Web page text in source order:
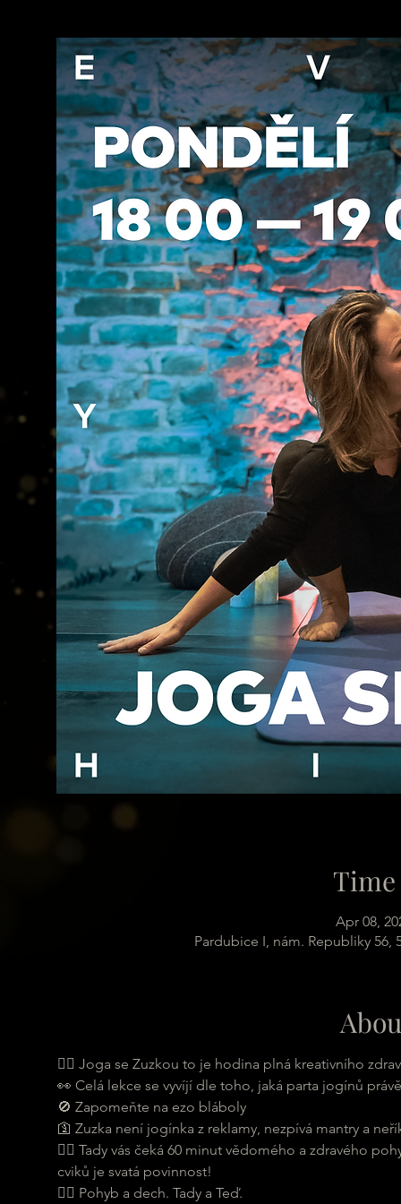
Apr 08,
Pardubice I, nám. Republiky 56,
🧘‍♀ Joga se Zuzkou to je hodina plná kreativního
👀 Celá lekce se vyvíjí dle toho, jaká parta jogínů
🚫 Zapomeňte na ezo bláboly
🛐 Zuzka není jogínka z reklamy, nezpívá mantry a
🤸‍♂ Tady vás čeká 60 minut vědomého a zdravého
cviků je svatá povinnost!
🏃‍♂ Pohyb a dech. Tady a Teď.